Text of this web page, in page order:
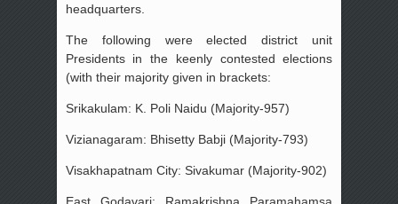
headquarters.
The following were elected district unit
Presidents in the keenly contested elections
(with their majority given in brackets:
Srikakulam: K. Poli Naidu (Majority-957)
Vizianagaram: Bhisetty Babji (Majority-793)
Visakhapatnam City: Sivakumar (Majority-902)